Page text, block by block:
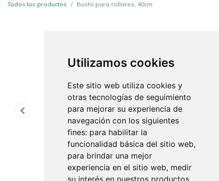
Utilizamos cookies
Este sitio web utiliza cookies y
otras tecnologías de seguimiento
para mejorar su experiencia de
navegación con los siguientes
fines: para habilitar la
funcionalidad básica del sitio web,
para brindar una mejor
experiencia en el sitio web, medir
su interés en nuestros productos
Todos los productos Busto para collares, 40cm